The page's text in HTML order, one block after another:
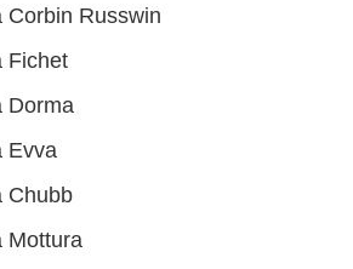
Corbin Russwin
Fichet
Dorma
Evva
Chubb
Mottura